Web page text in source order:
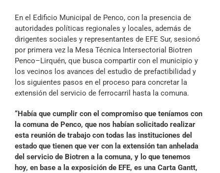
En el Edificio Municipal de Penco, con la presencia de
autoridades políticas regionales y locales, además de
dirigentes sociales y representantes de EFE Sur, sesionó
por primera vez la Mesa Técnica Intersectorial Biotren
Penco–Lirquén, que busca compartir con el municipio y
los vecinos los avances del estudio de prefactibilidad y
los siguientes pasos en el proceso para concretar la
extensión del servicio de ferrocarril hasta la comuna.
“Había que cumplir con el compromiso que teníamos con
la comuna de Penco, que nos habían solicitado realizar
esta reunión de trabajo con todas las instituciones del
estado que tienen que ver con la extensión tan anhelada
del servicio de Biotren a la comuna, y lo que tenemos
hoy, en base a la exposición de EFE, es una Carta Gantt,